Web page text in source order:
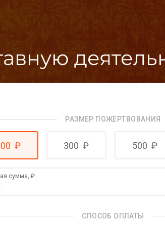
РАЗМЕР ПОЖЕРТВОВАНИЯ
₽ 300 ₽ 500 ₽
сумма, ₽
СПОСОБ ОПЛАТЫ